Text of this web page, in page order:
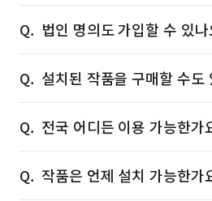
법인 명의도 가입할 수 있나
설치된 작품을 구매할 수도
전국 어디든 이용 가능한가
작품은 언제 설치 가능한가